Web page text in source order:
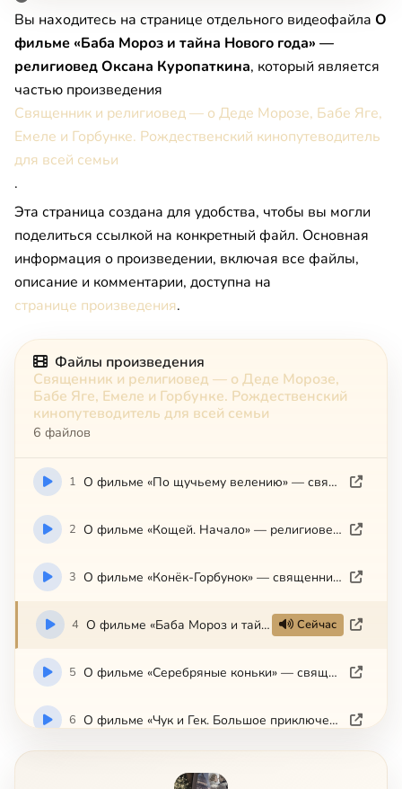
Вы находитесь на странице отдельного видеофайла О
фильме «Баба Мороз и тайна Нового года» —
религиовед Оксана Куропаткина, который является
частью произведения
Священник и религиовед — о Деде Морозе, Бабе Яге,
Емеле и Горбунке. Рождественский кинопутеводитель
для всей семьи
.
Эта страница создана для удобства, чтобы вы могли
поделиться ссылкой на конкретный файл. Основная
информация о произведении, включая все файлы,
описание и комментарии, доступна на
странице произведения.
Файлы произведения
Священник и религиовед — о Деде Морозе,
Бабе Яге, Емеле и Горбунке. Рождественский
кинопутеводитель для всей семьи
6 файлов
1 О фильме «По щучьему велению» — священник Иоанн Загумёнов
2 О фильме «Кощей. Начало» — религиовед Оксана Куропаткина
3 О фильме «Конёк-Горбунок» — священник Иоанн Загумёнов
4 О фильме «Баба Мороз и тайна Нового года» — религиовед Оксана Куропаткина Сейчас
5 О фильме «Серебряные коньки» — священник Иоанн Загумёнов
6 О фильме «Чук и Гек. Большое приключение» — религиовед Оксана Куропаткина